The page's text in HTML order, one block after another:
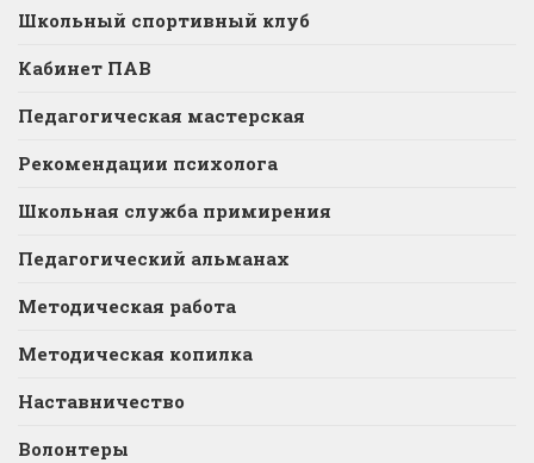
Школьный спортивный клуб
Кабинет ПАВ
Педагогическая мастерская
Рекомендации психолога
Школьная служба примирения
Педагогический альманах
Методическая работа
Методическая копилка
Наставничество
Волонтеры